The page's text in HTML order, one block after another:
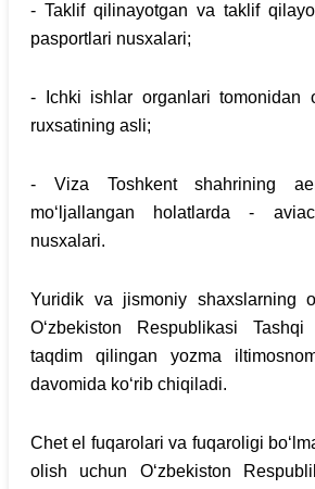
- Taklif qilinayotgan va taklif
pasportlari nusxalari;
- Ichki ishlar organlari tomonidan
ruxsatining asli;
- Viza Toshkent shahrining
mo‘ljallangan holatlarda -
nusxalari.
Yuridik va jismoniy shaxslarning
O‘zbekiston Respublikasi
taqdim qilingan yozma
davomida ko‘rib chiqiladi.
Chet el fuqarolari va fuqaroligi
olish uchun O‘zbekiston